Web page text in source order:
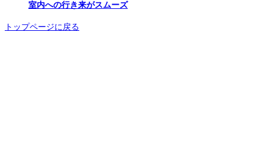
室内への行き来がスムーズ
トップページに戻る